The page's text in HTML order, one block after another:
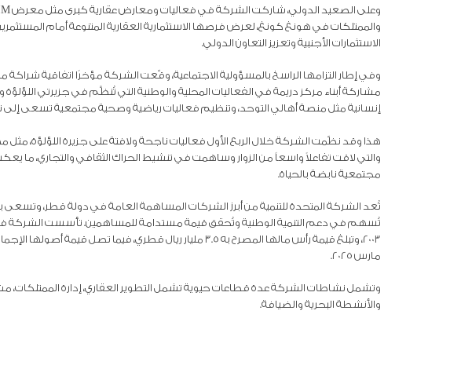
والممتلكات في هونغ كونغ، لعرض فرصها الاستثمارية العقارية المتنوعة أمام
الاستثمارات الأجنبية وتعزيز التعاون الدولي.
وفي إطار التزامها الراسخ بالمسؤولية الاجتماعية، وقّعت الشركة مؤخرًا اتفاقية شراكة مع
مشاركة أبناء مركز دريمة في الفعاليات المحلية والوطنية التي تُنظَّم في جزيرتي
إنسانية مثل منصة أهالي التوحد، وتنظيم فعاليات رياضية وصحية مجتمعية تسعى إلى
هذا وقد نظّمت الشركة خلال الربع الأول فعاليات ناجحة ولافتة على جزيرة اللؤلؤة، مثل
والتي لاقت تفاعلاً واسعاً من الزوار وساهمت في تنشيط الحراك الثقافي والتجاري، ما
مجتمعية نابضة بالحياة.
تُعد الشركة المتحدة للتنمية من أبرز الشركات المساهمة العامة في دولة قطر، وتسعى
2003، وتبلغ قيمة رأس مالها المصرح به 3.5 مليار ريال قطري، فيما تصل قيمة أصولها الإجمالية إلى
مارس 2025.
وتشمل نشاطات الشركة عدة قطاعات حيوية تشمل التطوير العقاري، إدارة الممتلكات،
والأنشطة البحرية والضيافة.